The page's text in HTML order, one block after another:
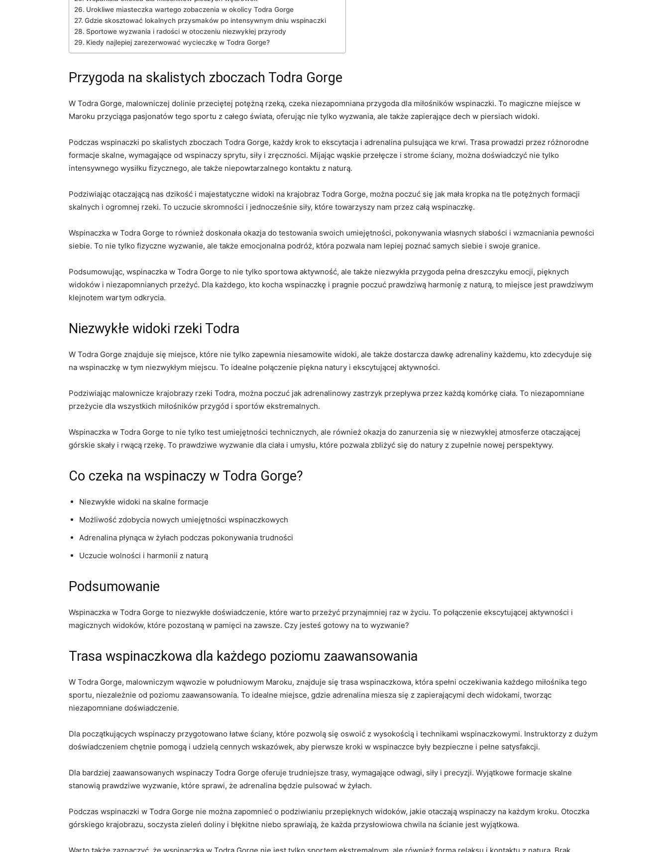
Urokliwe miasteczka wartego zobaczenia w‌ okolicy Todra ⁤Gorge
Gdzie skosztować lokalnych przysmaków po intensywnym dniu wspinaczki
Sportowe wyzwania i ‌radości w otoczeniu niezwykłej przyrody
Kiedy ⁤najlepiej zarezerwować wycieczkę w Todra ​Gorge?
Przygoda na skalistych zboczach Todra Gorge
W Todra Gorge, malowniczej dolinie przeciętej potężną rzeką, czeka niezapomniana przygoda dla miłośników wspinaczki. ​To magiczne miejsce w
Maroku przyciąga pasjonatów tego sportu z całego świata, oferując‌ nie tylko wyzwania, ale ⁣także zapierające‌ dech w piersiach widoki.
Podczas wspinaczki po skalistych zboczach Todra Gorge, ⁢każdy krok to ekscytacja i adrenalina pulsująca we krwi. Trasa prowadzi przez różnorodne
formacje skalne, wymagające od wspinaczy sprytu, siły i zręczności. Mijając wąskie przełęcze i⁣ strome ściany, można doświadczyć nie tylko
intensywnego‍ wysiłku fizycznego, ale także niepowtarzalnego kontaktu z naturą.
Podziwiając otaczającą nas dzikość i majestatyczne‌ widoki na krajobraz Todra Gorge, można poczuć się jak mała kropka na tle potężnych formacji
skalnych i ogromnej rzeki. To uczucie skromności i jednocześnie siły, które towarzyszy nam przez całą wspinaczkę.
Wspinaczka w Todra Gorge to również doskonała okazja do testowania swoich umiejętności, pokonywania własnych słabości i wzmacniania pewności
siebie. To nie tylko fizyczne wyzwanie, ale także emocjonalna podróż, która‌ pozwala nam lepiej poznać samych siebie i swoje granice.
Podsumowując, wspinaczka w Todra ‌Gorge to nie tylko ‍sportowa aktywność, ale także niezwykła przygoda pełna dreszczyku emocji, pięknych
widoków i niezapomnianych przeżyć. Dla każdego, kto kocha wspinaczkę i pragnie poczuć prawdziwą harmonię z naturą, to miejsce jest prawdziwym
klejnotem wartym odkrycia.
Niezwykłe widoki‌ rzeki Todra
W Todra Gorge znajduje się miejsce, które nie tylko zapewnia niesamowite widoki, ale także dostarcza dawkę adrenaliny każdemu, kto zdecyduje​ się
na wspinaczkę w tym niezwykłym miejscu. To idealne połączenie piękna‌ natury i ekscytującej⁤ aktywności.
Podziwiając malownicze krajobrazy rzeki Todra, można ​poczuć jak adrenalinowy zastrzyk przepływa przez każdą komórkę ciała. To niezapomniane⁢
przeżycie dla wszystkich miłośników przygód i sportów ekstremalnych.
Wspinaczka w Todra Gorge to nie tylko test umiejętności technicznych, ale również okazja do zanurzenia się w niezwykłej ‍atmosferze otaczającej
górskie skały i rwącą rzekę. To prawdziwe wyzwanie ​dla ciała i umysłu, które pozwala​ zbliżyć się do natury z zupełnie nowej perspektywy.
Co czeka na wspinaczy w Todra Gorge?
Niezwykłe widoki na skalne formacje
Możliwość zdobycia nowych umiejętności wspinaczkowych
Adrenalina płynąca‌ w żyłach podczas pokonywania trudności
Uczucie wolności i harmonii z naturą
Podsumowanie
Wspinaczka w Todra Gorge to niezwykłe doświadczenie, które warto przeżyć przynajmniej raz​ w życiu. To połączenie ekscytującej aktywności i
magicznych widoków, które pozostaną w pamięci​ na zawsze.⁣ Czy jesteś gotowy na to⁢ wyzwanie?
Trasa wspinaczkowa dla każdego poziomu zaawansowania
W Todra Gorge, malowniczym ⁢wąwozie‍ w południowym Maroku,⁣ znajduje się trasa wspinaczkowa, która spełni oczekiwania każdego ‍miłośnika tego
sportu, niezależnie od poziomu‌ zaawansowania. To idealne miejsce, gdzie adrenalina miesza się z ⁣zapierającymi dech widokami, tworząc
niezapomniane doświadczenie.
Dla początkujących wspinaczy przygotowano łatwe​ ściany, które pozwolą ​się oswoić z wysokością i technikami wspinaczkowymi. Instruktorzy z dużym
doświadczeniem chętnie pomogą ⁣i udzielą cennych wskazówek,⁣ aby pierwsze kroki w wspinaczce były bezpieczne i pełne satysfakcji.
Dla bardziej zaawansowanych wspinaczy Todra Gorge oferuje trudniejsze trasy, wymagające odwagi, siły i precyzji. Wyjątkowe‌ formacje skalne
stanowią prawdziwe ⁢wyzwanie,⁤ które sprawi, że adrenalina będzie pulsować w żyłach.
Podczas wspinaczki w Todra Gorge nie można zapomnieć o podziwianiu przepięknych widoków, jakie otaczają wspinaczy na każdym ⁣kroku. ⁤Otoczka
górskiego krajobrazu, ​soczysta zieleń ​doliny ⁤i błękitne niebo sprawiają, że każda​ przysłowiowa chwila na ścianie jest wyjątkowa.
Warto także zaznaczyć,⁢ że wspinaczka‌ w Todra Gorge nie jest tylko‌ sportem ekstremalnym, ⁣ale również‍ formą relaksu i kontaktu z naturą. Brak